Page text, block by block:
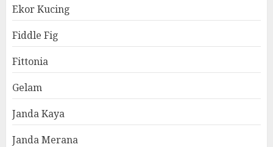
Ekor Kucing
Fiddle Fig
Fittonia
Gelam
Janda Kaya
Janda Merana